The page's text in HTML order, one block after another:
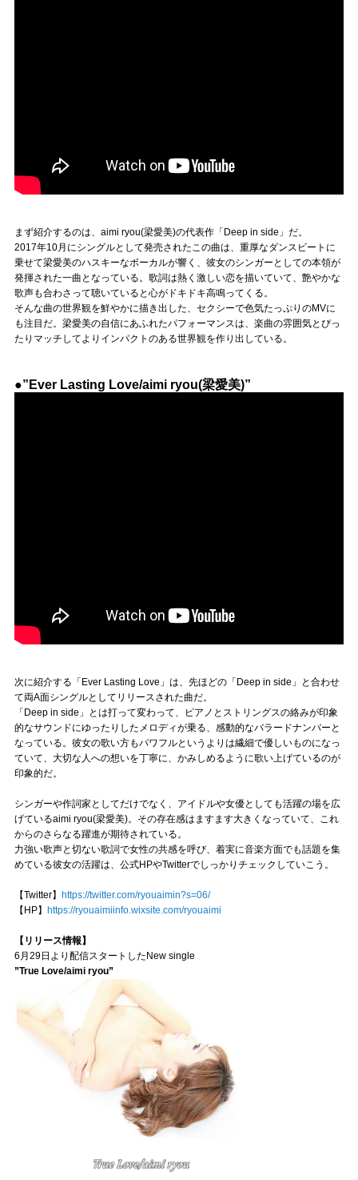
まず紹介するのは、aimi ryou(梁愛美)の代表作「Deep in side」だ。
2017年10月にシングルとして発売されたこの曲は、重厚なダンスビートに
乗せて梁愛美のハスキーなボーカルが響く、彼女のシンガーとしての本領が
発揮された一曲となっている。歌詞は熱く激しい恋を描いていて、艶やかな
歌声も合わさって聴いていると心がドキドキ高鳴ってくる。
そんな曲の世界観を鮮やかに描き出した、セクシーで色気たっぷりのMVに
も注目だ。梁愛美の自信にあふれたパフォーマンスは、楽曲の雰囲気とぴっ
たりマッチしてよりインパクトのある世界観を作り出している。
●”Ever Lasting Love/aimi ryou(梁愛美)”
次に紹介する「Ever Lasting Love」は、先ほどの「Deep in side」と合わせ
て両A面シングルとしてリリースされた曲だ。
「Deep in side」とは打って変わって、ピアノとストリングスの絡みが印象
的なサウンドにゆったりしたメロディが乗る、感動的なバラードナンバーと
なっている。彼女の歌い方もパワフルというよりは繊細で優しいものになっ
ていて、大切な人への想いを丁寧に、かみしめるように歌い上げているのが
印象的だ。
シンガーや作詞家としてだけでなく、アイドルや女優としても活躍の場を広
げているaimi ryou(梁愛美)。その存在感はますます大きくなっていて、これ
からのさらなる躍進が期待されている。
力強い歌声と切ない歌詞で女性の共感を呼び、着実に音楽方面でも話題を集
めている彼女の活躍は、公式HPやTwitterでしっかりチェックしていこう。
【Twitter】
https://twitter.com/ryouaimin?s=06/
【HP】
https://ryouaimiinfo.wixsite.com/ryouaimi
【リリース情報】
6月29日より配信スタートしたNew single
”True Love/aimi ryou”